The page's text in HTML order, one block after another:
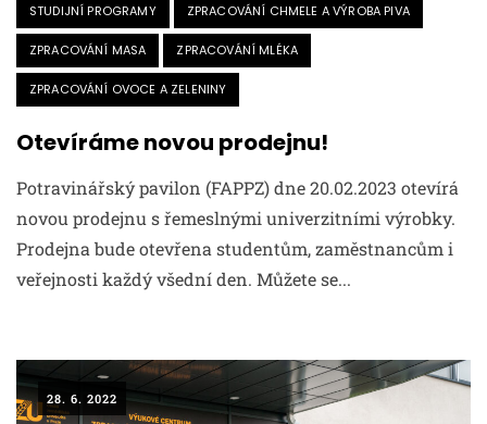
STUDIJNÍ PROGRAMY ZPRACOVÁNÍ CHMELE A VÝROBA PIVA
ZPRACOVÁNÍ MASA ZPRACOVÁNÍ MLÉKA
ZPRACOVÁNÍ OVOCE A ZELENINY
Otevíráme novou prodejnu!
Potravinářský pavilon (FAPPZ) dne 20.02.2023 otevírá
novou prodejnu s řemeslnými univerzitními výrobky.
Prodejna bude otevřena studentům, zaměstnancům i
veřejnosti každý všední den. Můžete se...
28. 6. 2022